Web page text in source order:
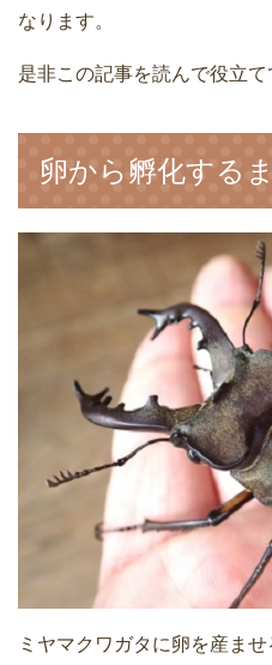
なります。
是非この記事を読んで役立て
卵から孵化する
ミヤマクワガタに卵を産ま